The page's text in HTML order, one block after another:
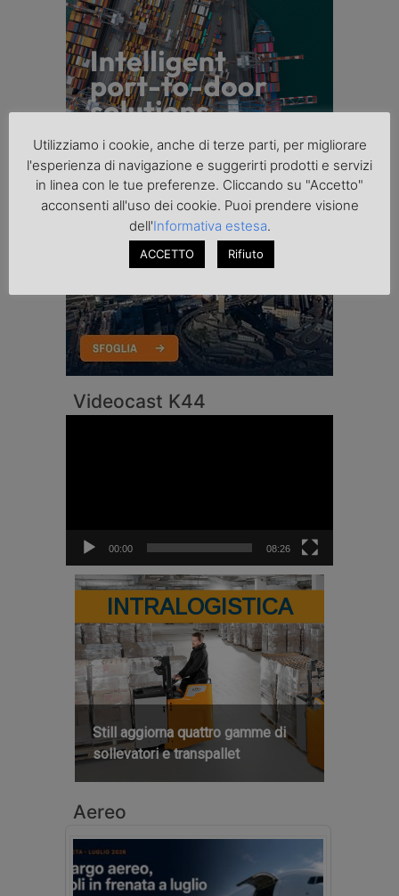
Videocast K44
00:00 08:26
INTRALOGISTICA
Still aggiorna quattro gamme di
sollevatori e transpallet
Aereo
Utilizziamo i cookie, anche di terze parti, per migliorare
l'esperienza di navigazione e suggerirti prodotti e servizi
in linea con le tue preferenze. Cliccando su "Accetto"
acconsenti all'uso dei cookie. Puoi prendere visione
dell'Informativa estesa.
ACCETTO Rifiuto